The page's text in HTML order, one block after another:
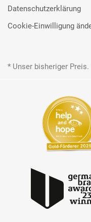
Datenschutzerklärung
Cookie-Einwilligung
* Unser bisheriger